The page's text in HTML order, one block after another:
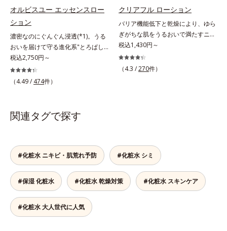
ズは美容成分(*8)として「G.D.F.ア
クティベーター(*9)」を配合。そし
て、従来から配合している美白(*1)
有効成分「トラネキサム酸」を配合
しました。さらに、シリーズ共通の
美容成分「GLルートブースター
(*10)」を配合することで、肌のふ
っくら感や透明感を叶えます。美白
上向き(*11)のハリと透明感を。効
果的なシナジー設計で、あなたのエ
スを防ぐ（ウォッシュを除く）*2
オルビス内スキンケアシリーズの保
湿力*3 年齢に応じたお手入れのこ
と*4 角層まで*5 うるおいによ
る*6 乾燥、ハリ・ツヤのなさ
*7 乾燥による*8 保湿成分*9
ロニセラカエルレア果汁、ノバラエ
ベーター(*8)」を配合。そして、従
来から配合している美白有効成分
「トラネキサム酸」を配合しまし
た。さらに、シリーズ共通の美容成
分(*7)「GLルートブースター(*9)」
を配合することで、肌のふっくら感
ぐ（ウォッシュ除く）*2 オルビス
内スキンケアシリーズの保湿力*3
年齢に応じたお手入れのこと*4 う
るおいによる*5 乾燥、ハリ・ツヤ
オルビスユー エッセンスロー
ション
濃密なのにぐんぐん浸透(*1)。うる
おいを届けて守る進化系"とろぱし
ゃ"ローション。7000種を超える成
分から厳選し、「うるおいの質
(*1)」に着目した初期エイジングケ
ーチする初期エイジングケアシリー
ズです。「うるおいの質」に着目
ーラ・オルビスグループ独自の肌荒
れ防止有効成分として、「DF-パン
テノール(*3)」を国内唯一(*4)、高
濃度で配合。角層のバリア機能にア
プローチして肌荒れを防ぎ、肌不調
にゆらがない肌を叶えます。そし
て、独自研究に基づいたアプローチ
税込2,750円～
（4.49 / 474件）
クリアフル ローション
バリア機能低下と乾燥により、ゆら
ぎがちな肌をうるおいで満たすニキ
ビ対策化粧水。「ニキビをくり返し
てしまう」「毛穴目立ちが気にな
る」「マスク生活であごや口まわり
りながらうるおいを与え、バリア機
能を維持。ニキビができにくい肌を
目指します。さらにビタミンC誘導
体をはじめとした5種の整肌成分
(*1)から成る「ナノVCショットカプ
税込1,430円～
（4.3 /270件）
関連タグで探す
#化粧水 ニキビ・肌荒れ予防 #化粧水 シミ
#保湿 化粧水 #化粧水 乾燥対策 #化粧水 スキンケア
#化粧水 大人世代に人気